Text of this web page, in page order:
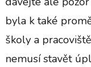
byla k také
školy a
nemusí stavět